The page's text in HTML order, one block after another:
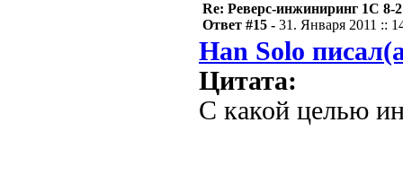
Re: Реверс-инжиниринг 1С 8-2
Ответ #15 - 31. Января 2011 ::
Han Solo
Цитата:
C какой целью